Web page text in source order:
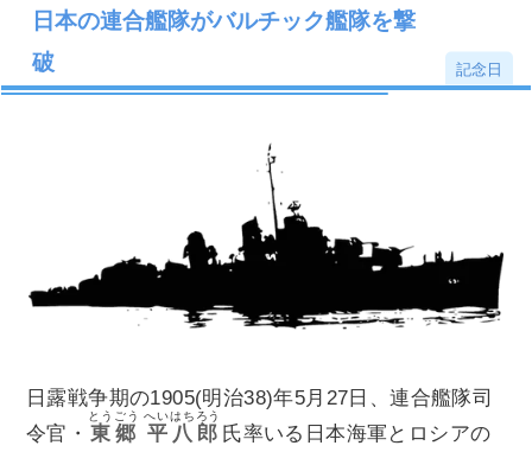
日本の連合艦隊がバルチック艦隊を撃
破
記念日
日露戦争期の1905(明治38)年5月27日、連合艦隊司
令官・ 東郷
とうごう
平八郎
へいはちろう
氏率いる日本海軍とロシアの